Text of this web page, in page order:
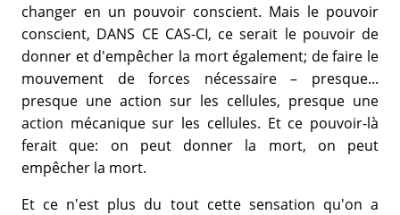
changer en un pouvoir conscient. Mais le pouvoir
conscient, DANS CE CAS-CI, ce serait le pouvoir de
donner et d'empêcher la mort également; de faire le
mouvement de forces nécessaire – presque...
presque une action sur les cellules, presque une
action mécanique sur les cellules. Et ce pouvoir-là
ferait que: on peut donner la mort, on peut
empêcher la mort.
Et ce n'est plus du tout cette sensation qu'on a